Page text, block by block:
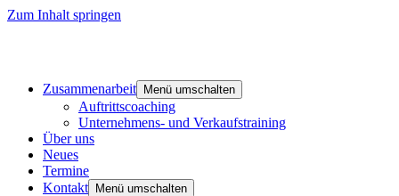
Zum Inhalt springen
Zusammenarbeit Menü umschalten
Auftrittscoaching
Unternehmens- und Verkaufstraining
Über uns
Neues
Termine
Kontakt
Menü umschalten